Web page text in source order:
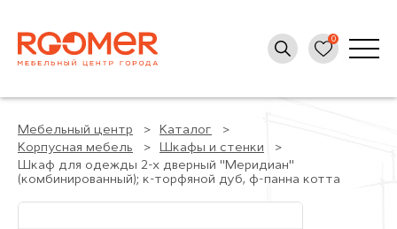
Мебельный центр
Каталог
Корпусная мебель
Шкафы и стенки
Шкаф для одежды 2-х дверный "Меридиан"
(комбинированный); к-торфяной дуб, ф-панна котта